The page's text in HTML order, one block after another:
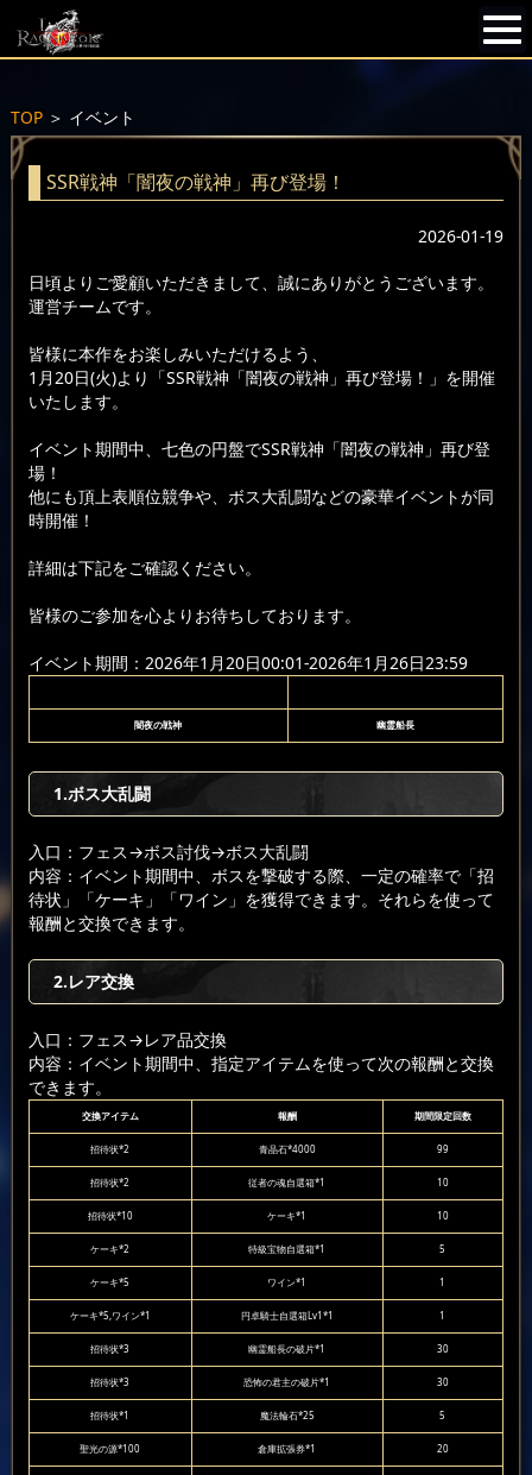
TOP＞ イベント
SSR戦神「闇夜の戦神」再び登場！
2026-01-19
日頃よりご愛顧いただきまして、誠にありがとうございます。
運営チームです。
皆様に本作をお楽しみいただけるよう、
1月20日(火)より「SSR戦神「闇夜の戦神」再び登場！」を開催
いたします。
イベント期間中、七色の円盤でSSR戦神「闇夜の戦神」再び登
場！
他にも頂上表順位競争や、ボス大乱闘などの豪華イベントが同
時開催！
詳細は下記をご確認ください。
皆様のご参加を心よりお待ちしております。
イベント期間：2026年1月20日00:01-2026年1月26日23:59
闇夜の戦神 幽霊船長
1.ボス大乱闘
入口：フェス→ボス討伐→ボス大乱闘
内容：イベント期間中、ボスを撃破する際、一定の確率で「招
待状」「ケーキ」「ワイン」を獲得できます。それらを使って
報酬と交換できます。
2.レア交換
入口：フェス→レア品交換
内容：イベント期間中、指定アイテムを使って次の報酬と交換
できます。
交換アイテム 報酬 期間限定回数
招待状*2 青晶石*4000 99
招待状*2 従者の魂自選箱*1 10
招待状*10 ケーキ*1 10
ケーキ*2 特級宝物自選箱*1 5
ケーキ*5 ワイン*1 1
ケーキ*5,ワイン*1 円卓騎士自選箱Lv1*1 1
招待状*3 幽霊船長の破片*1 30
招待状*3 恐怖の君主の破片*1 30
招待状*1 魔法輪石*25 5
聖光の源*100 倉庫拡張券*1 20